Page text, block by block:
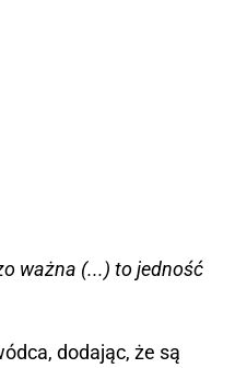
ważna (...) to jedność
dodając, że są